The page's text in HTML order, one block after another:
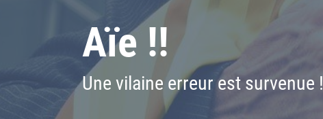
Aïe !!
Une vilaine erreur est survenue !